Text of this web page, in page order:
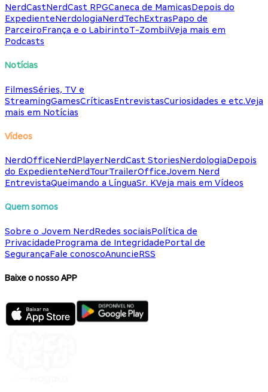
NerdCastNerdCast RPGCaneca de MamicasDepois do
ExpedienteNerdologiaNerdTechExtrasPapo de
ParceiroFrança e o LabirintoT-ZombiiVeja mais em
Podcasts
Notícias
FilmesSéries, TV e
StreamingGamesCríticasEntrevistasCuriosidades e etc.Veja
mais em Notícias
Vídeos
NerdOfficeNerdPlayerNerdCast StoriesNerdologiaDepois
do ExpedienteNerdTourTrailerOfficeJovem Nerd
EntrevistaQueimando a LínguaSr. KVeja mais em Vídeos
Quem somos
Sobre o Jovem NerdRedes sociaisPolítica de
PrivacidadePrograma de IntegridadePortal de
SegurançaFale conoscoAnuncieRSS
Baixe o nosso APP